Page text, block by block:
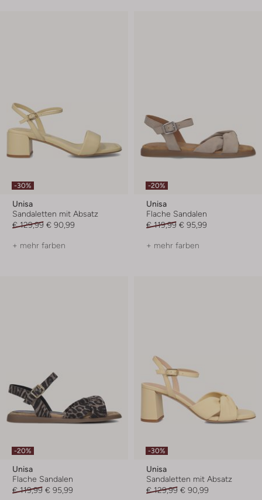
-30%
Unisa
Sandaletten mit Absatz
€ 129,99 € 90,99
+ mehr farben
-20%
Unisa
Flache Sandalen
€ 119,99 € 95,99
+ mehr farben
-20%
Unisa
Flache Sandalen
€ 119,99 € 95,99
-30%
Unisa
Sandaletten mit Absatz
€ 129,99 € 90,99